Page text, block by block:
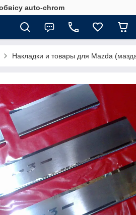
auto-chrom
Накладки и товары для Mazda